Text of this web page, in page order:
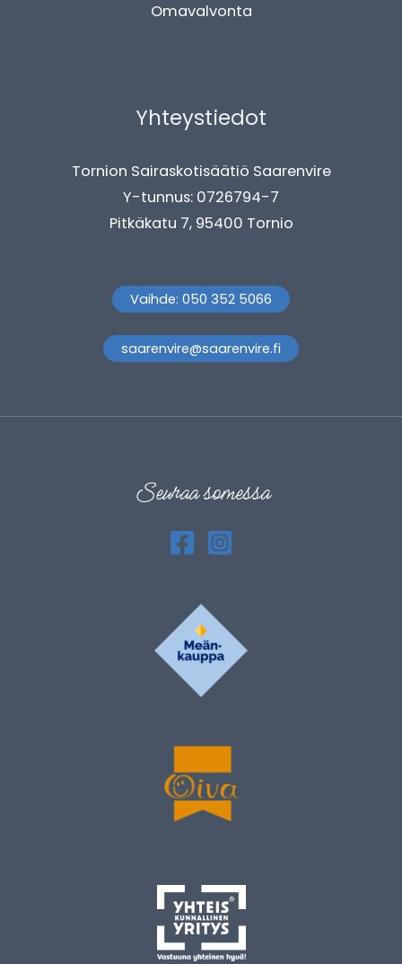
Omavalvonta
Yhteystiedot
Tornion Sairaskotisäätiö Saarenvire
Y-tunnus: 0726794-7
Pitkäkatu 7, 95400 Tornio
Vaihde: 050 352 5066
saarenvire@saarenvire.fi
Seuraa somessa